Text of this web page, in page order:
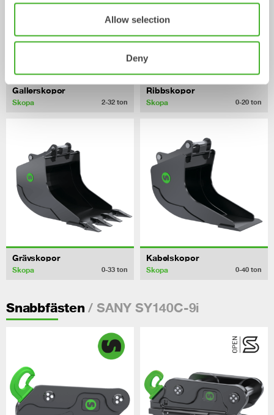
Allow selection
Deny
Gallerskopor
Skopa 2-32 ton
Ribbskopor
Skopa 0-20 ton
Grävskopor
Skopa 0-33 ton
Kabelskopor
Skopa 0-40 ton
Snabbfästen / SANY SY140C-9i